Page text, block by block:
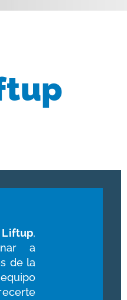
Liftup,
a
de la